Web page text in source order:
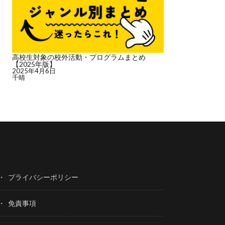
高校生対象の校外活動・プログラムまとめ
【2025年版】
2025年4月6日
千晴
プライバシーポリシー
免責事項